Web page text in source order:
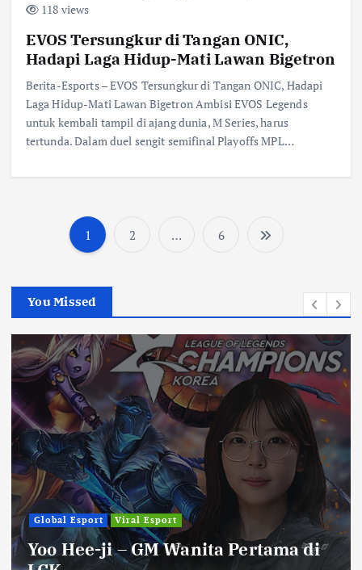
118 views
EVOS Tersungkur di Tangan ONIC,
Hadapi Laga Hidup-Mati Lawan Bigetron
Berita-Esports – EVOS Tersungkur di Tangan ONIC, Hadapi
Laga Hidup-Mati Lawan Bigetron Ambisi EVOS Legends
untuk kembali tampil di ajang dunia, M Series, harus
tertunda. Dalam duel sengit semifinal Playoffs MPL…
P
s
t
s
p
a
g
1 2 … 6
You Missed
Global Esport Viral Esport
Yoo Hee-ji – GM Wanita Pertama di